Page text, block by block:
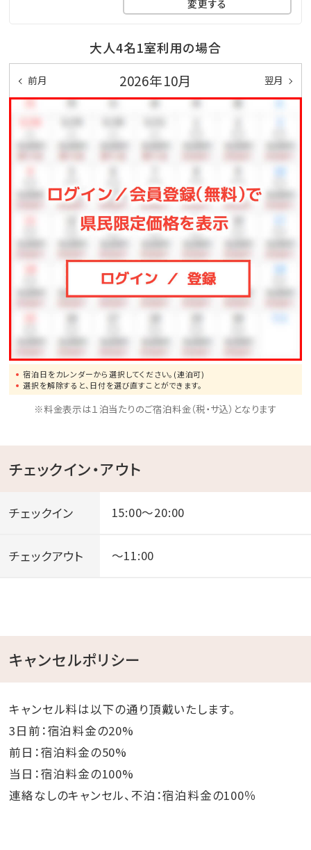
一緒に体を動かしてリフレッシュ！
◆バギー
4歳からご利用可能です。家族・友人と森の中を駆け抜
◆馬遊び
ヨナグニウマと触れ合えるプログラムをご用意しており
ます。
◆その他、館内施設の最新の営業詳細については、ホテ
ル公式ホームページをご確認ください。
変更する
大人4名1室利用の場合
前月 2026年10月 翌月
宿泊日をカレンダーから選択してください。(連泊可)
選択を解除すると、日付を選び直すことができます。
※料金表示は１泊当たりのご宿泊料金（税・サ込）となります
チェックイン・アウト
チェックイン 15:00～20:00
チェックアウト ～11:00
キャンセルポリシー
キャンセル料は以下の通り頂戴いたします。
3日前：宿泊料金の20%
前日：宿泊料金の50%
当日：宿泊料金の100%
連絡なしのキャンセル、不泊：宿泊料金の100％